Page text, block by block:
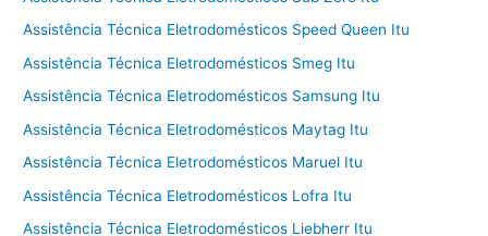
Assistência Técnica Eletrodomésticos Speed Queen Itu
Assistência Técnica Eletrodomésticos Smeg Itu
Assistência Técnica Eletrodomésticos Samsung Itu
Assistência Técnica Eletrodomésticos Maytag Itu
Assistência Técnica Eletrodomésticos Maruel Itu
Assistência Técnica Eletrodomésticos Lofra Itu
Assistência Técnica Eletrodomésticos Liebherr Itu